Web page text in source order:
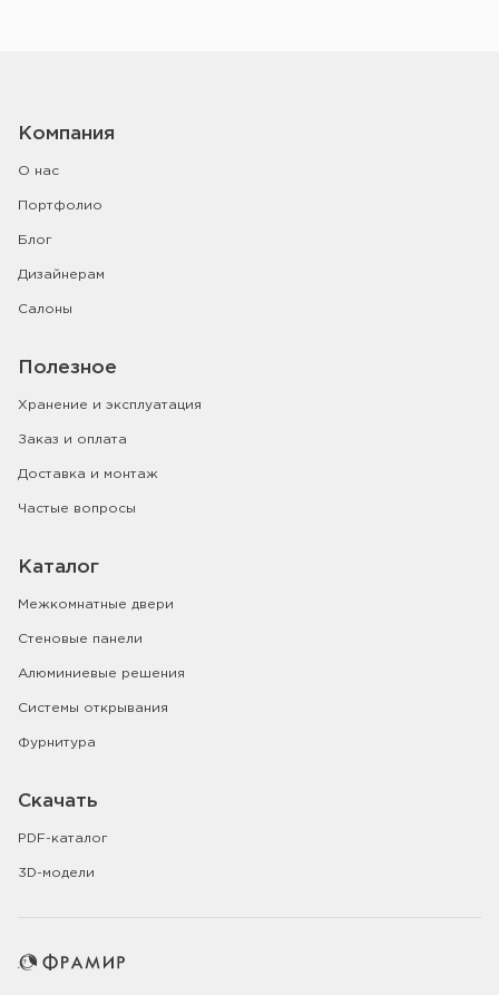
Компания
О нас
Портфолио
Блог
Дизайнерам
Салоны
Полезное
Хранение и эксплуатация
Заказ и оплата
Доставка и монтаж
Частые вопросы
Каталог
Межкомнатные двери
Стеновые панели
Алюминиевые решения
Системы открывания
Фурнитура
Скачать
PDF-каталог
3D-модели